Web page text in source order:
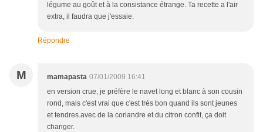
légume au goût et à la consistance étrange. Ta recette a l'air
extra, il faudra que j'essaie.
Répondre
M mamapasta 07/01/2009 16:41
en version crue, je préfère le navet long et blanc à son cousin
rond, mais c'est vrai que c'est très bon quand ils sont jeunes
et tendres.avec de la coriandre et du citron confit, ça doit
changer.